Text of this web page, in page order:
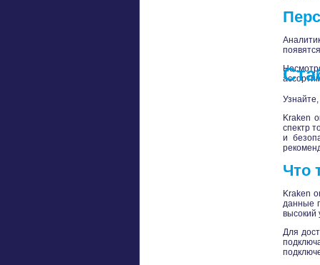
Kraken
спектр
и
Что
Kraken
данные
высокий
Для